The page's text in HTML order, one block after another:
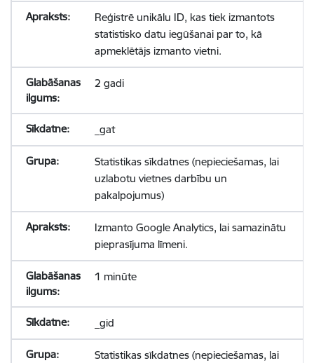
Reģistrē unikālu ID, kas tiek izmantots
statistisko datu iegūšanai par to, kā
apmeklētājs izmanto vietni.
2 gadi
_gat
Statistikas sīkdatnes (nepieciešamas, lai
uzlabotu vietnes darbību un
pakalpojumus)
Izmanto Google Analytics, lai samazinātu
pieprasījuma līmeni.
1 minūte
_gid
Statistikas sīkdatnes (nepieciešamas, lai